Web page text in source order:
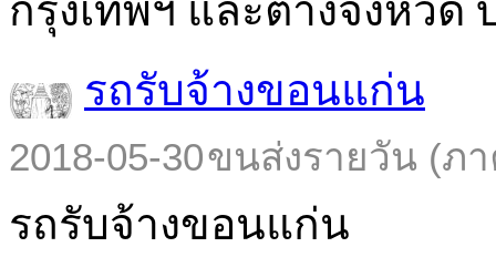
กรุงเทพฯ และต่างจังหวัด
รถรับจ้างขอนแก่น
2018-05-30ขนส่งรายวัน (ภ
รถรับจ้างขอนแก่น